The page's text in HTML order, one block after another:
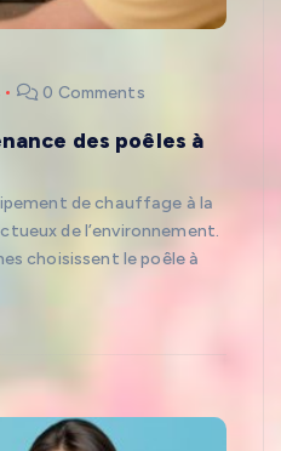
0 Comments
des poêles à
de chauffage à la
de l’environnement.
choisissent le poêle à